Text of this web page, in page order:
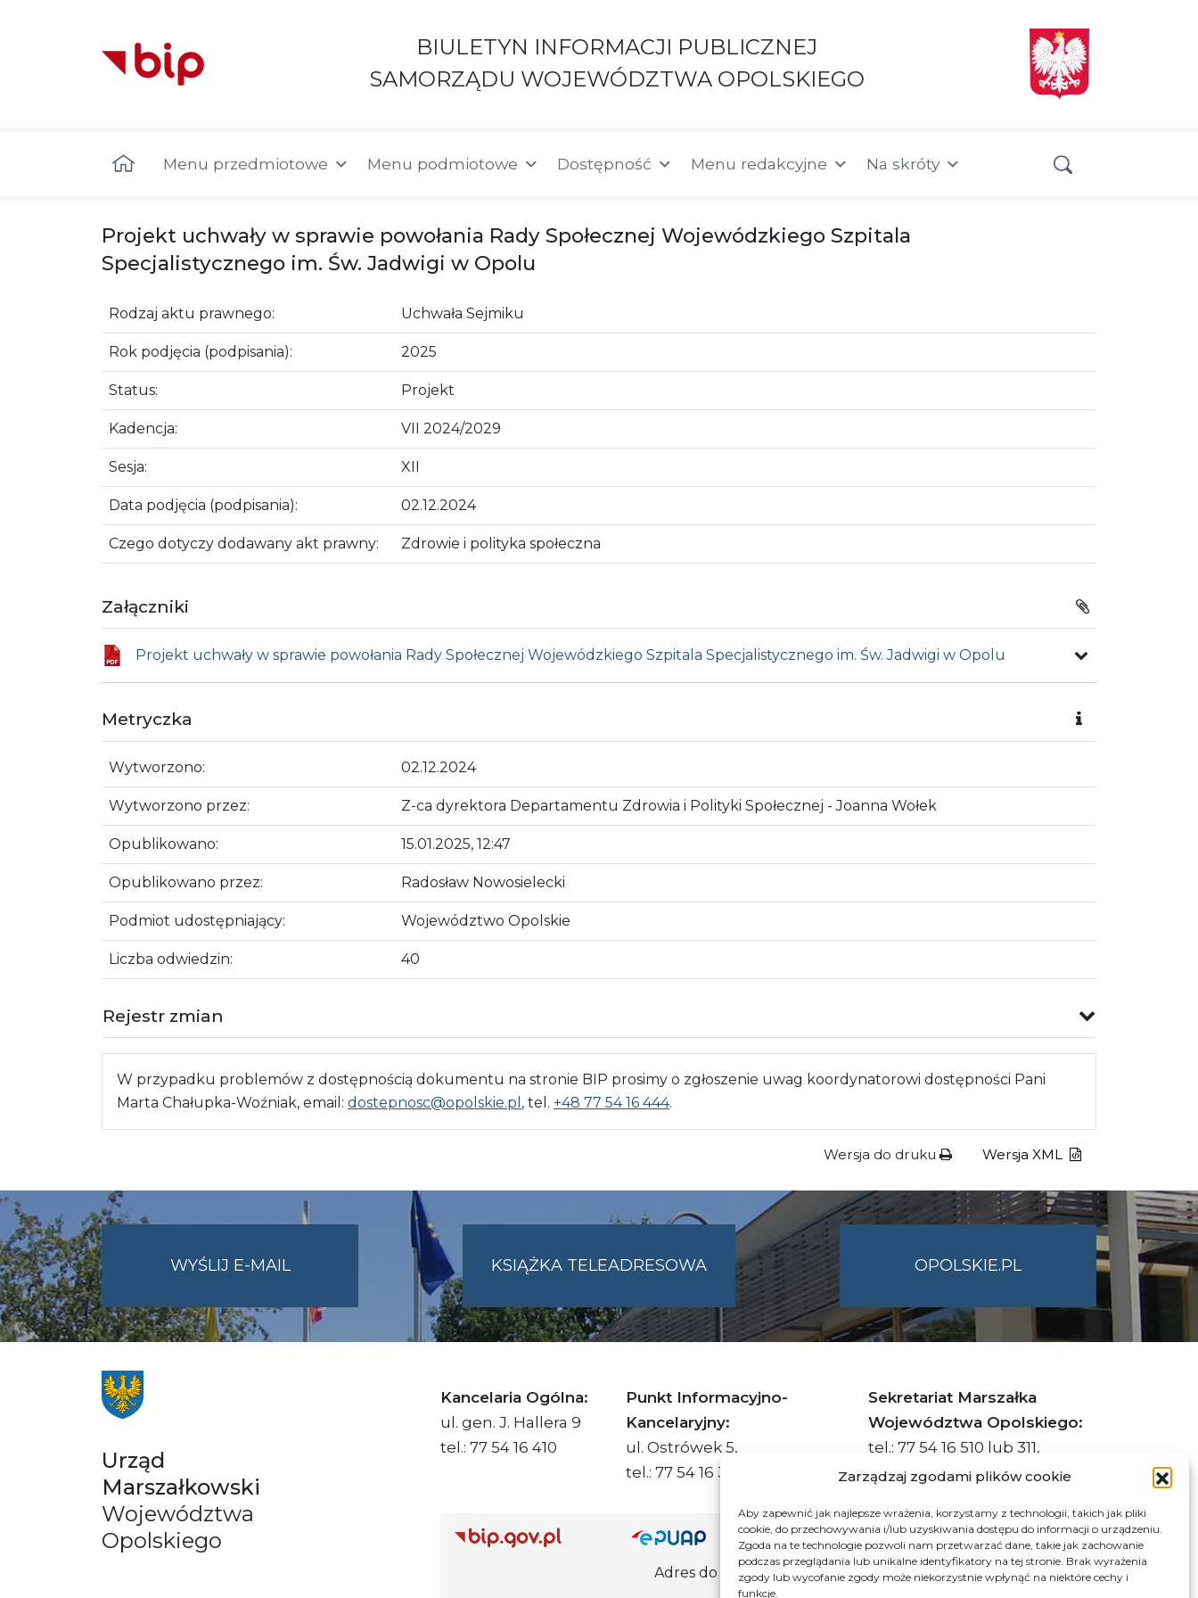
Zarządzaj zgodami plików cookie
Aby zapewnić jak najlepsze wrażenia, korzystamy z technologii, takich jak pliki
cookie, do przechowywania i/lub uzyskiwania dostępu do informacji o urządzeniu.
Zgoda na te technologie pozwoli nam przetwarzać dane, takie jak zachowanie
podczas przeglądania lub unikalne identyfikatory na tej stronie. Brak wyrażenia
zgody lub wycofanie zgody może niekorzystnie wpłynąć na niektóre cechy i
funkcje.
BIULETYN INFORMACJI PUBLICZNEJ
SAMORZĄDU WOJEWÓDZTWA OPOLSKIEGO
Menu przedmiotowe Menu podmiotowe Dostępność Menu redakcyjne Na skróty
Projekt uchwały w sprawie powołania Rady Społecznej Wojewódzkiego Szpitala
Specjalistycznego im. Św. Jadwigi w Opolu
Rodzaj aktu prawnego: Uchwała Sejmiku
Rok podjęcia (podpisania): 2025
Status: Projekt
Kadencja: VII 2024/2029
Sesja: XII
Data podjęcia (podpisania): 02.12.2024
Czego dotyczy dodawany akt prawny: Zdrowie i polityka społeczna
Załączniki
Projekt uchwały w sprawie powołania Rady Społecznej Wojewódzkiego Szpitala Specjalistycznego im. Św. Jadwigi w Opolu
Metryczka
Wytworzono: 02.12.2024
Wytworzono przez: Z-ca dyrektora Departamentu Zdrowia i Polityki Społecznej - Joanna Wołek
Opublikowano: 15.01.2025, 12:47
Opublikowano przez: Radosław Nowosielecki
Podmiot udostępniający: Województwo Opolskie
Liczba odwiedzin: 40
Rejestr zmian
W przypadku problemów z dostępnością dokumentu na stronie BIP prosimy o zgłoszenie uwag koordynatorowi dostępności Pani
Marta Chałupka-Woźniak, email: dostepnosc@opolskie.pl , tel. +48 77 54 16 444.
Wersja do druku Wersja XML
WYŚLIJ E-MAILNA
UMWO@OPOLSKIE.PL
KSIĄŻKA TELEADRESOWA OPOLSKIE.PL
Urząd
Marszałkowski
Województwa
Opolskiego
Kancelaria Ogólna:
ul. gen. J. Hallera 9
tel.: 77 54 16 410
Punkt Informacyjno-
Kancelaryjny:
ul. Ostrówek 5,
tel.: 77 54 16 332
Sekretariat Marszałka
Województwa Opolskiego:
tel.: 77 54 16 510 lub 311,
faks: 77 54 16 512
Adres ePUAP Urzędu: /q877fxtk55/SkrytkaESP
Adres do e-Doręczeń Urzędu: AE:PL-66703-73759-IGTUV-14